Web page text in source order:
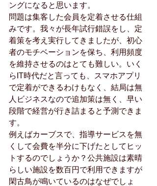
ングになると思います。
問題は集客した会員を定着させる仕組
みです。我々が長年試行錯誤をし、定
着策を考え実行してきましたが、初心
者のモチベーションを保ち、利用頻度
を維持させるのはとても難しい。いく
らIT時代だと言っても、スマホアプリ
で定着ができるわけもなく、結局は無
人ビジネスなので追加策は無く、早い
段階で経営が行き詰まると予測できま
す。
例えばカーブスで、指導サービスを無
くして会費を半分に下げたとしてヒッ
トするのでしょうか？公共施設は素晴
らしい施設を数百円で利用できますが
閑古鳥が鳴いているのはなぜでしょ